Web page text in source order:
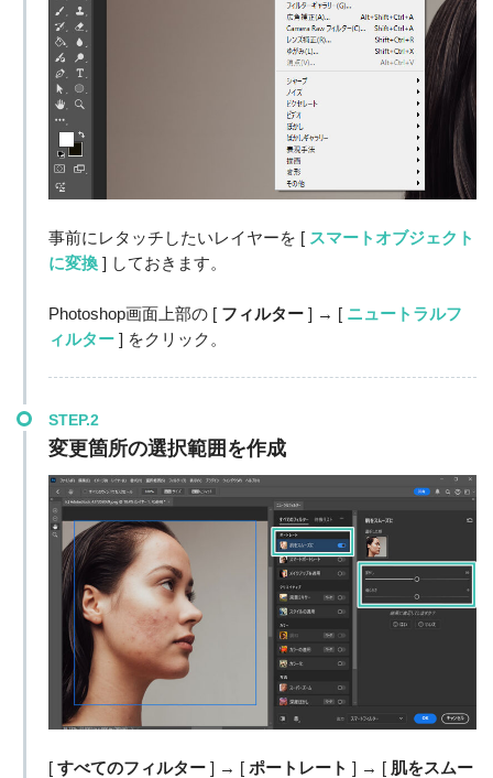
事前にレタッチしたいレイヤーを [ スマートオブジェクト
に変換] しておきます。
Photoshop画面上部の [ フィルター] → [ ニュートラルフ
ィルター] をクリック。
STEP.2
変更箇所の選択範囲を作成
[ すべてのフィルター] → [ ポートレート ] → [ 肌をスムー